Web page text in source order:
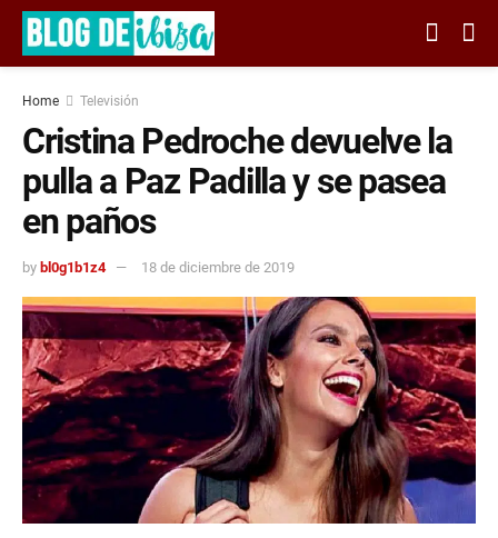
Home Televisión
Cristina Pedroche devuelve la
pulla a Paz Padilla y se pasea
en paños
by bl0g1b1z4 18 de diciembre de 2019